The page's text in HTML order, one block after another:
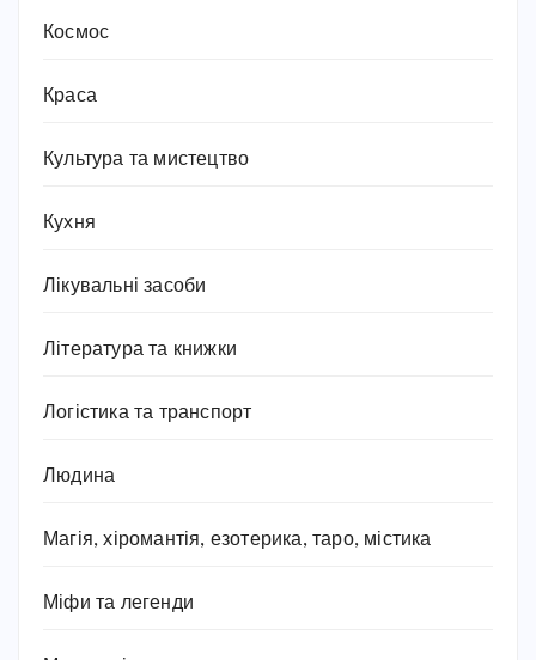
Космос
Краса
Культура та мистецтво
Кухня
Лікувальні засоби
Література та книжки
Логістика та транспорт
Людина
Магія, хіромантія, езотерика, таро, містика
Міфи та легенди